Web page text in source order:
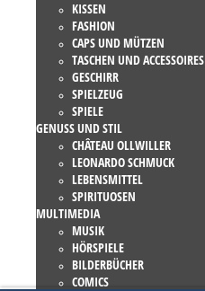
KISSEN
FASHION
CAPS UND MÜTZEN
TASCHEN UND ACCESSOIRES
GESCHIRR
SPIELZEUG
SPIELE
GENUSS UND STIL
CHÂTEAU OLLWILLER
LEONARDO SCHMUCK
LEBENSMITTEL
SPIRITUOSEN
MULTIMEDIA
MUSIK
HÖRSPIELE
BILDERBÜCHER
COMICS